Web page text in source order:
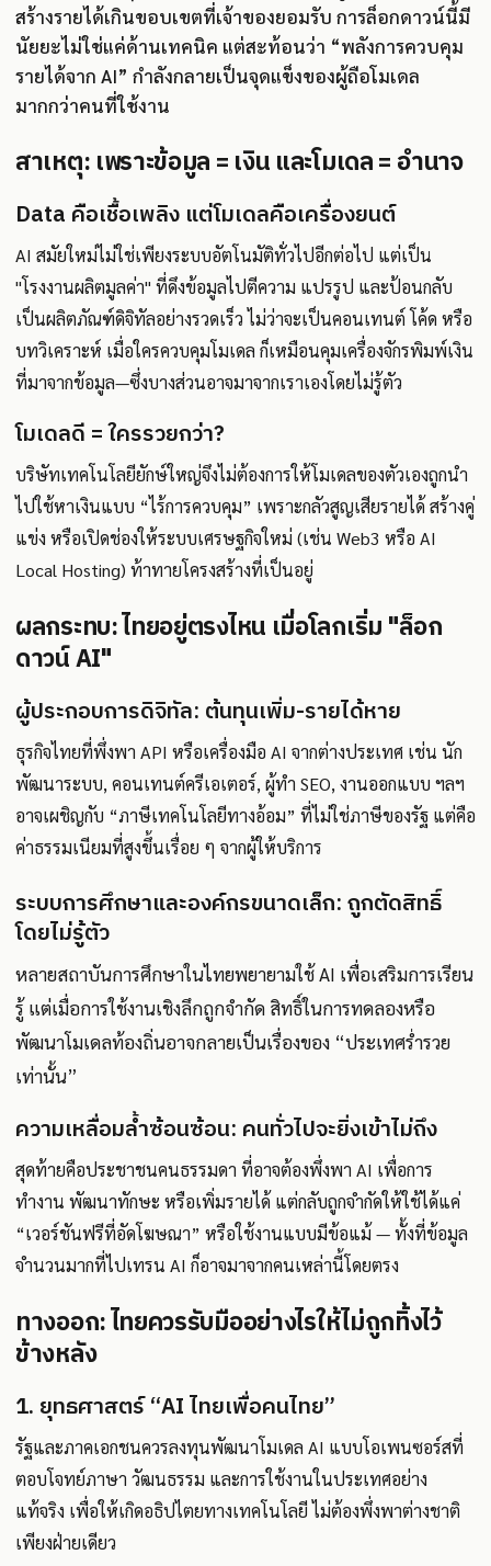
สร้างรายได้เกินขอบเขตที่เจ้าของยอมรับ การล็อกดาวน์นี้มี
นัยยะไม่ใช่แค่ด้านเทคนิค แต่สะท้อนว่า “พลังการควบคุม
รายได้จาก AI” กำลังกลายเป็นจุดแข็งของผู้ถือโมเดล
มากกว่าคนที่ใช้งาน
สาเหตุ: เพราะข้อมูล = เงิน และโมเดล = อำนาจ
Data คือเชื้อเพลิง แต่โมเดลคือเครื่องยนต์
AI สมัยใหม่ไม่ใช่เพียงระบบอัตโนมัติทั่วไปอีกต่อไป แต่เป็น
"โรงงานผลิตมูลค่า" ที่ดึงข้อมูลไปตีความ แปรรูป และป้อนกลับ
เป็นผลิตภัณฑ์ดิจิทัลอย่างรวดเร็ว ไม่ว่าจะเป็นคอนเทนต์ โค้ด หรือ
บทวิเคราะห์ เมื่อใครควบคุมโมเดล ก็เหมือนคุมเครื่องจักรพิมพ์เงิน
ที่มาจากข้อมูล—ซึ่งบางส่วนอาจมาจากเราเองโดยไม่รู้ตัว
โมเดลดี = ใครรวยกว่า?
บริษัทเทคโนโลยียักษ์ใหญ่จึงไม่ต้องการให้โมเดลของตัวเองถูกนำ
ไปใช้หาเงินแบบ “ไร้การควบคุม” เพราะกลัวสูญเสียรายได้ สร้างคู่
แข่ง หรือเปิดช่องให้ระบบเศรษฐกิจใหม่ (เช่น Web3 หรือ AI
Local Hosting) ท้าทายโครงสร้างที่เป็นอยู่
ผลกระทบ: ไทยอยู่ตรงไหน เมื่อโลกเริ่ม "ล็อก
ดาวน์ AI"
ผู้ประกอบการดิจิทัล: ต้นทุนเพิ่ม-รายได้หาย
ธุรกิจไทยที่พึ่งพา API หรือเครื่องมือ AI จากต่างประเทศ เช่น นัก
พัฒนาระบบ, คอนเทนต์ครีเอเตอร์, ผู้ทำ SEO, งานออกแบบ ฯลฯ
อาจเผชิญกับ “ภาษีเทคโนโลยีทางอ้อม” ที่ไม่ใช่ภาษีของรัฐ แต่คือ
ค่าธรรมเนียมที่สูงขึ้นเรื่อย ๆ จากผู้ให้บริการ
ระบบการศึกษาและองค์กรขนาดเล็ก: ถูกตัดสิทธิ์
โดยไม่รู้ตัว
หลายสถาบันการศึกษาในไทยพยายามใช้ AI เพื่อเสริมการเรียน
รู้ แต่เมื่อการใช้งานเชิงลึกถูกจำกัด สิทธิ์ในการทดลองหรือ
พัฒนาโมเดลท้องถิ่นอาจกลายเป็นเรื่องของ “ประเทศร่ำรวย
เท่านั้น”
ความเหลื่อมล้ำซ้อนซ้อน: คนทั่วไปจะยิ่งเข้าไม่ถึง
สุดท้ายคือประชาชนคนธรรมดา ที่อาจต้องพึ่งพา AI เพื่อการ
ทำงาน พัฒนาทักษะ หรือเพิ่มรายได้ แต่กลับถูกจำกัดให้ใช้ได้แค่
“เวอร์ชันฟรีที่อัดโฆษณา” หรือใช้งานแบบมีข้อแม้ — ทั้งที่ข้อมูล
จำนวนมากที่ไปเทรน AI ก็อาจมาจากคนเหล่านี้โดยตรง
ทางออก: ไทยควรรับมืออย่างไรให้ไม่ถูกทิ้งไว้
ข้างหลัง
1. ยุทธศาสตร์ “AI ไทยเพื่อคนไทย”
รัฐและภาคเอกชนควรลงทุนพัฒนาโมเดล AI แบบโอเพนซอร์สที่
ตอบโจทย์ภาษา วัฒนธรรม และการใช้งานในประเทศอย่าง
แท้จริง เพื่อให้เกิดอธิปไตยทางเทคโนโลยี ไม่ต้องพึ่งพาต่างชาติ
เพียงฝ่ายเดียว